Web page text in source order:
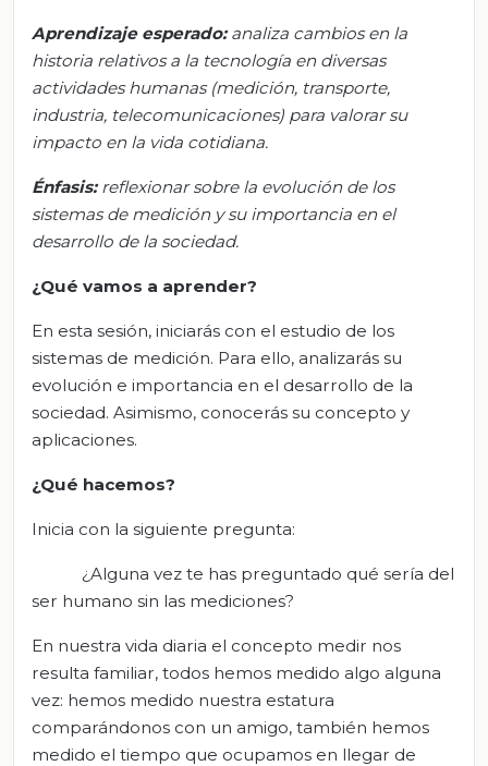
Aprendizaje esperado:analiza cambios en la
historia relativos a la tecnología en diversas
actividades humanas (medición, transporte,
industria, telecomunicaciones) para valorar su
impacto en la vida cotidiana.
Énfasis:reflexionar sobre la evolución de los
sistemas de medición y su importancia en el
desarrollo de la sociedad.
¿Qué vamos a aprender?
En esta sesión, iniciarás con el estudio de los
sistemas de medición. Para ello, analizarás su
evolución e importancia en el desarrollo de la
sociedad. Asimismo, conocerás su concepto y
aplicaciones.
¿Qué hacemos?
Inicia con la siguiente pregunta:
¿Alguna vez te has preguntado qué sería del
ser humano sin las mediciones?
En nuestra vida diaria el concepto medir nos
resulta familiar, todos hemos medido algo alguna
vez: hemos medido nuestra estatura
comparándonos con un amigo, también hemos
medido el tiempo que ocupamos en llegar de